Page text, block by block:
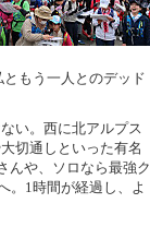
もう一人とのデッド
い。西に北アルプス
切通しといった有名
んや、ソロなら最強ク
。1時間が経過し、よ